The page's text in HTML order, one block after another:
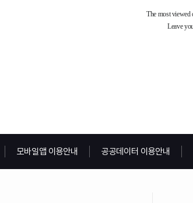
모바일앱 이용안내 공공데이터 이용안내